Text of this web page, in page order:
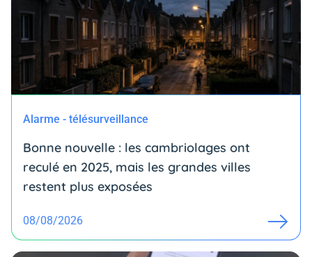
Alarme - télésurveillance
Bonne nouvelle : les cambriolages ont
reculé en 2025, mais les grandes villes
restent plus exposées
08/08/2026